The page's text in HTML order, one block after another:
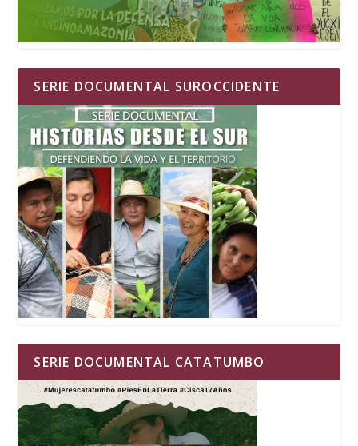
SERIE DOCUMENTAL SUROCCIDENTE
SERIE DOCUMENTAL CATATUMBO